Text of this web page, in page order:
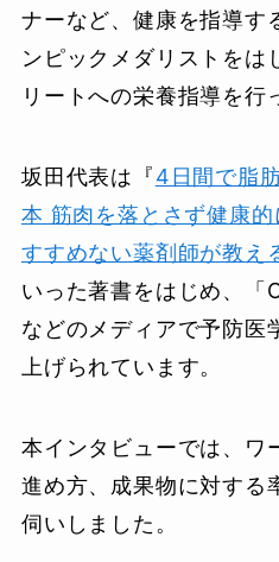
ナーなど、健康を指導す
ンピックメダリストをは
リートへの栄養指導を行
坂田代表は『4日間で脂
本 筋肉を落とさず健康的
すすめない薬剤師が教
いった著書をはじめ、「
などのメディアで予防医
上げられています。
本インタビューでは、ワ
進め方、成果物に対する
伺いしました。